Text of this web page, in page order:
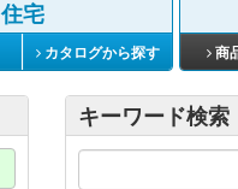
住宅
カタログから探す 商
キーワード検索